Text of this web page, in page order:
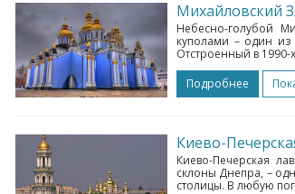
Михайловский
Небесно-голубой
куполами – один из
Отстроенный в 1990-
Подробнее
Киево-
Киево-Печерская
склоны Днепра, –
столицы. В любую